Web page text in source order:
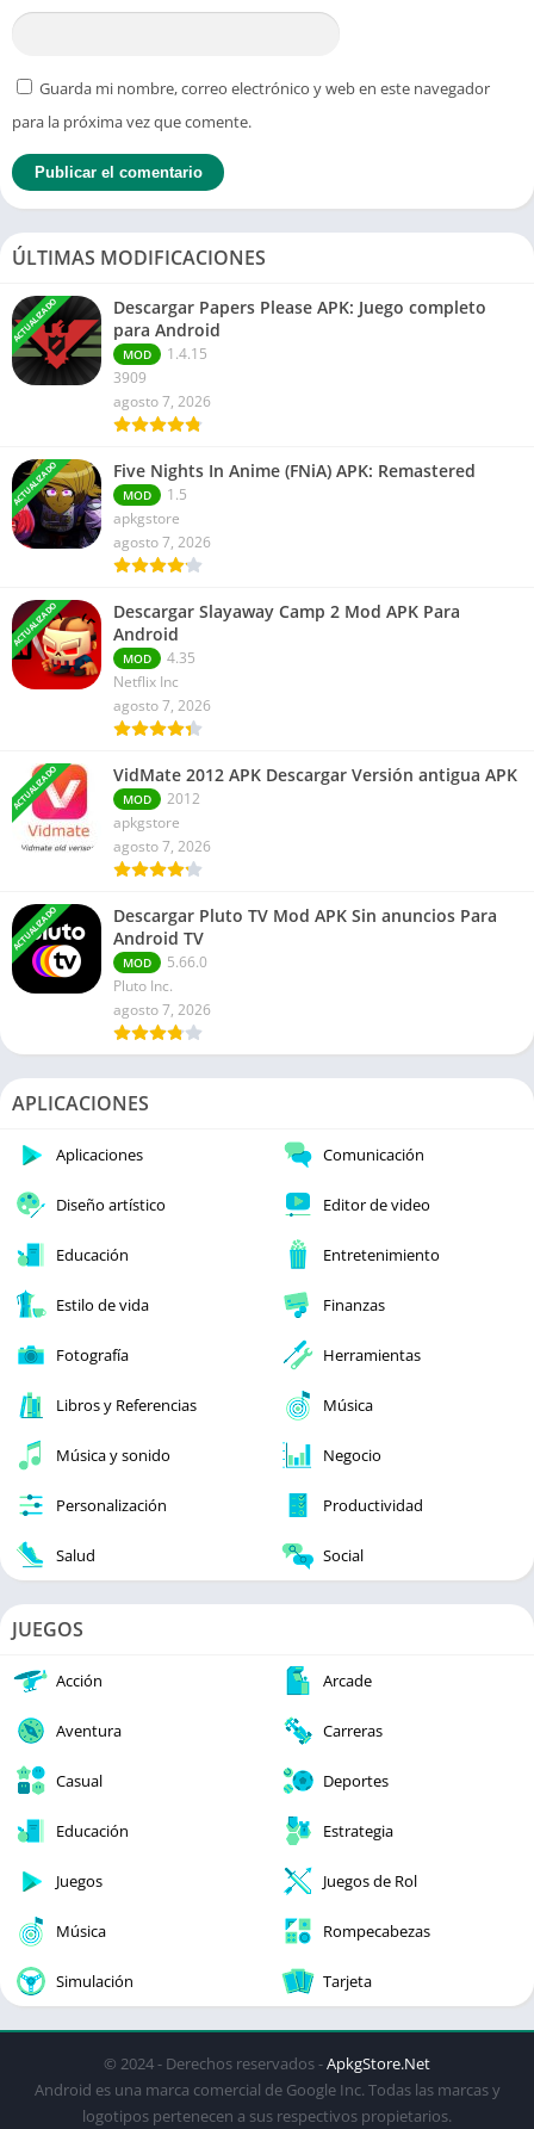
Guarda mi nombre, correo electrónico y web en este navegador
para la próxima vez que comente.
ÚLTIMAS MODIFICACIONES
ACTUALIZADO
Descargar Papers Please APK: Juego completo
para Android
MOD
1.4.15
3909
agosto 7, 2026
ACTUALIZADO Five Nights In Anime (FNiA) APK: Remastered
MOD
1.5
apkgstore
agosto 7, 2026
ACTUALIZADO
Descargar Slayaway Camp 2 Mod APK Para
Android
MOD
4.35
Netflix Inc
agosto 7, 2026
ACTUALIZADO VidMate 2012 APK Descargar Versión antigua APK
MOD
2012
apkgstore
agosto 7, 2026
ACTUALIZADO
Descargar Pluto TV Mod APK Sin anuncios Para
Android TV
MOD
5.66.0
Pluto Inc.
agosto 7, 2026
APLICACIONES
Aplicaciones Comunicación
Diseño artístico Editor de video
Educación Entretenimiento
Estilo de vida Finanzas
Fotografía Herramientas
Libros y Referencias Música
Música y sonido Negocio
Personalización Productividad
Salud Social
JUEGOS
Acción Arcade
Aventura Carreras
Casual Deportes
Educación Estrategia
Juegos Juegos de Rol
Música Rompecabezas
Simulación Tarjeta
© 2024 - Derechos reservados -ApkgStore.Net
Android es una marca comercial de Google Inc. Todas las marcas y
logotipos pertenecen a sus respectivos propietarios.